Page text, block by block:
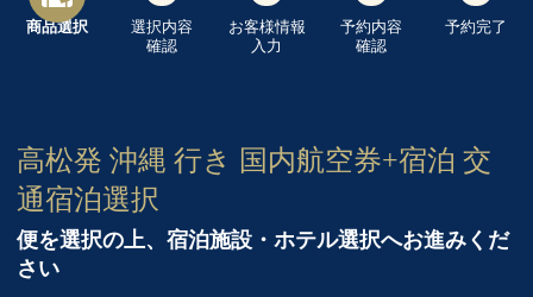
商品選択
選択内容
確認
お客様情報
入力
予約内容
確認
予約完了
高松発 沖縄 行き 国内航空券+宿泊 交
通宿泊選択
便を選択の上、宿泊施設・ホテル選択へお進みくだ
さい